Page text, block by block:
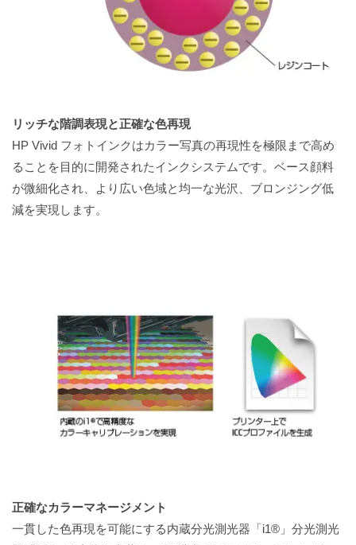
リッチな階調表現と正確な色再現
HP Vivid フォトインクはカラー写真の再現性を極限まで高め
ることを目的に開発されたインクシステムです。ベース顔料
が微細化され、より広い色域と均一な光沢、ブロンジング低
減を実現します。
正確なカラーマネージメント
一貫した色再現を可能にする内蔵分光測光器「i1®」分光測光